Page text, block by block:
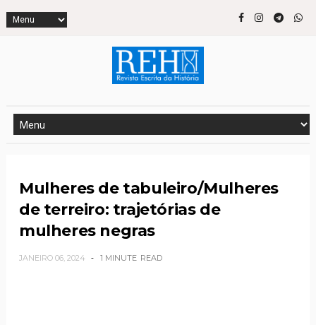
Mulheres de tabuleiro/Mulheres
de terreiro: trajetórias de
mulheres negras
JANEIRO 06, 2024 1 MINUTE READ